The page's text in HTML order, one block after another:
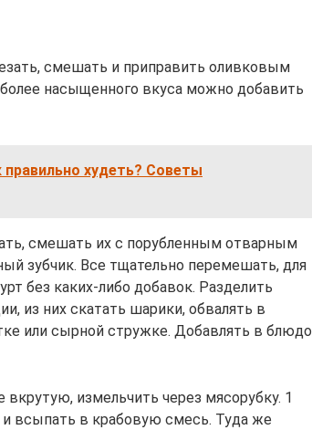
смешать и приправить оливковым
насыщенного вкуса можно добавить
худеть? Советы
смешать их с порубленным отварным
зубчик. Все тщательно перемешать, для
без каких-либо добавок. Разделить
из них скатать шарики, обвалять в
или сырной стружке. Добавлять в блюдо
измельчить через мясорубку. 1
и всыпать в крабовую смесь. Туда же